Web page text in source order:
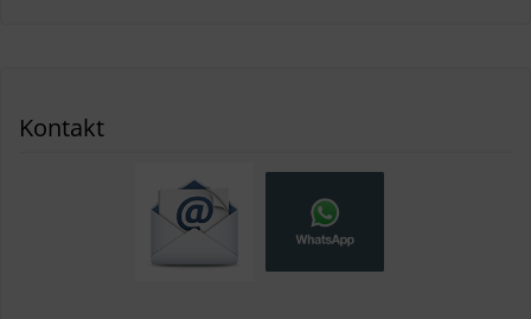
Kontakt